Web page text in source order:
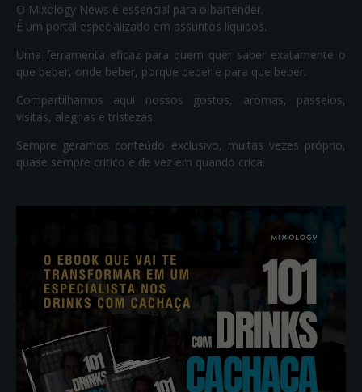
O Mixology News é essencial para o bartender.
É um portal especializado em assuntos líquidos.
Uma ferramenta eficaz para quem quer saber exatamente o
que beber, onde beber, porque beber e para que beber.
Compartilhamos aqui nossos gostos, aromas, passeios,
visitas, alegrias e tristezas.
Sempre geramos conteúdo exclusivo, muitas vezes próprio,
quase sempre crítico e de vez em quando crica.